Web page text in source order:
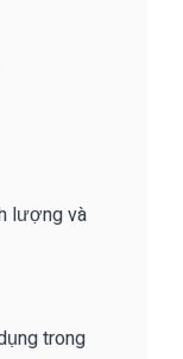
lượng và
trong